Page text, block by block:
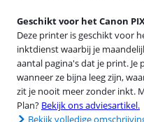
Geschikt voor het Canon
Deze printer is geschikt voor
inktdienst waarbij je
aantal pagina's dat je print.
wanneer ze bijna leeg zijn,
zit je nooit meer zonder inkt.
Plan? Bekijk ons adviesartikel.
Bekijk volledige